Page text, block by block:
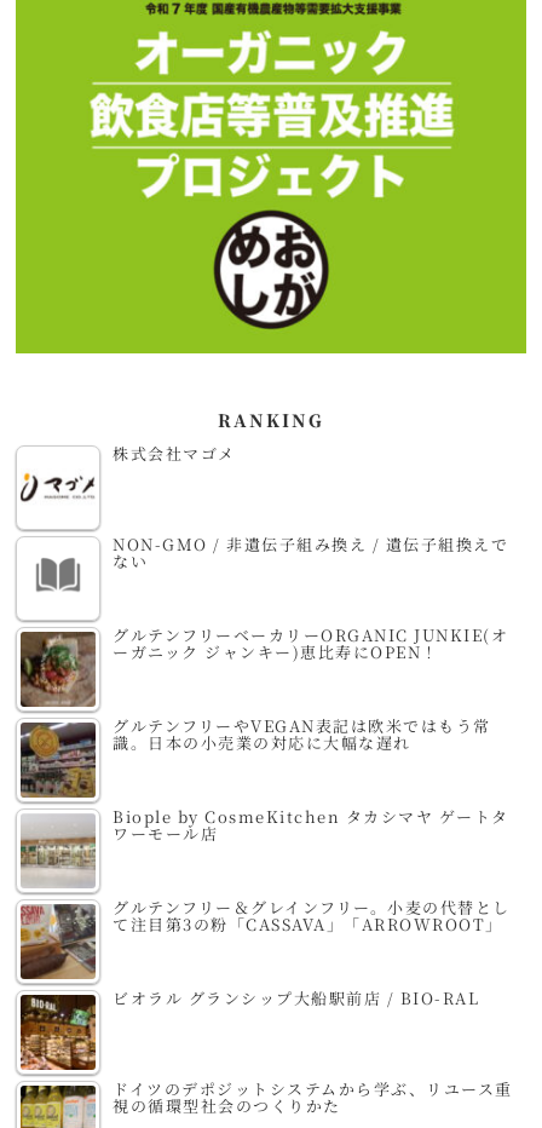
RANKING
株式会社マゴメ
NON-GMO / 非遺伝子組み換え / 遺伝子組換えで
ない
グルテンフリーベーカリーORGANIC JUNKIE(オ
ーガニック ジャンキー)恵比寿にOPEN！
グルテンフリーやVEGAN表記は欧米ではもう常
識。日本の小売業の対応に大幅な遅れ
Biople by CosmeKitchen タカシマヤ ゲートタ
ワーモール店
グルテンフリー＆グレインフリー。小麦の代替とし
て注目第3の粉「CASSAVA」「ARROWROOT」
ビオラル グランシップ大船駅前店 / BIO-RAL
ドイツのデポジットシステムから学ぶ、リユース重
視の循環型社会のつくりかた